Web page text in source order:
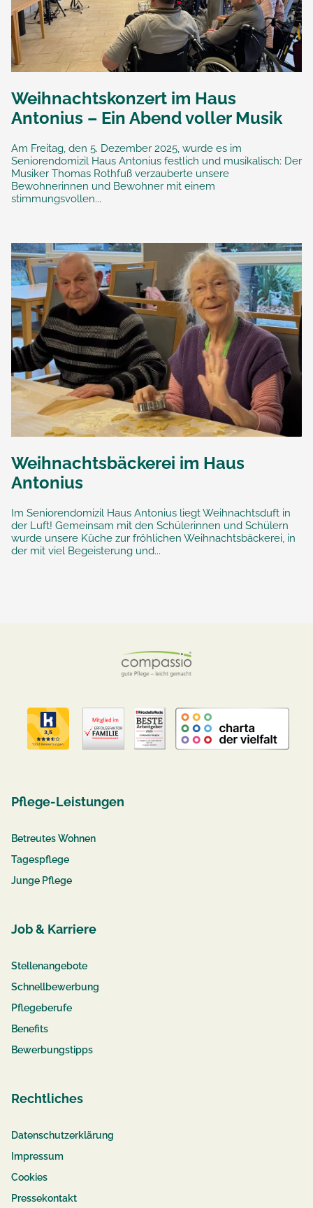
Weihnachtskonzert im Haus
Antonius – Ein Abend voller Musik
Am Freitag, den 5. Dezember 2025, wurde es im
Seniorendomizil Haus Antonius festlich und musikalisch: Der
Musiker Thomas Rothfuß verzauberte unsere
Bewohnerinnen und Bewohner mit einem
stimmungsvollen...
Weihnachtsbäckerei im Haus
Antonius
Im Seniorendomizil Haus Antonius liegt Weihnachtsduft in
der Luft! Gemeinsam mit den Schülerinnen und Schülern
wurde unsere Küche zur fröhlichen Weihnachtsbäckerei, in
der mit viel Begeisterung und...
Pflege-Leistungen
Betreutes Wohnen
Tagespflege
Junge Pflege
Job & Karriere
Stellenangebote
Schnellbewerbung
Pflegeberufe
Benefits
Bewerbungstipps
Rechtliches
Datenschutzerklärung
Impressum
Cookies
Pressekontakt